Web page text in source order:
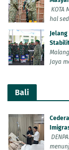
KOTA
hal
Jaya
Bali